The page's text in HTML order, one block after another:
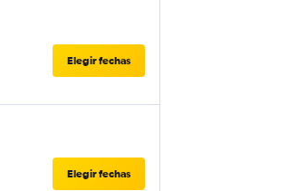
Elegir fechas
Elegir fechas